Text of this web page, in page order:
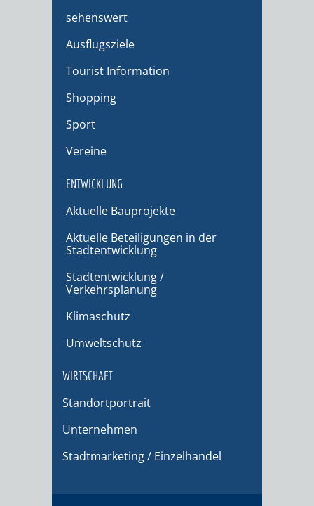
sehenswert
Ausflugsziele
Tourist Information
Shopping
Sport
Vereine
ENTWICKLUNG
Aktuelle Bauprojekte
Aktuelle Beteiligungen in der
Stadtentwicklung
Stadtentwicklung /
Verkehrsplanung
Klimaschutz
Umweltschutz
WIRTSCHAFT
Standortportrait
Unternehmen
Stadtmarketing / Einzelhandel